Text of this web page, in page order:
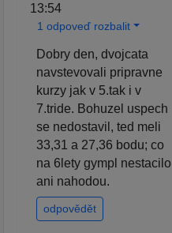
13:54
1 odpoveď rozbalit
Dobry den, dvojcata
navstevovali pripravne
kurzy jak v 5.tak i v
7.tride. Bohuzel uspech
se nedostavil, ted meli
33,31 a 27,36 bodu; co
na 6lety gympl nestacilo
ani nahodou.
odpovědět